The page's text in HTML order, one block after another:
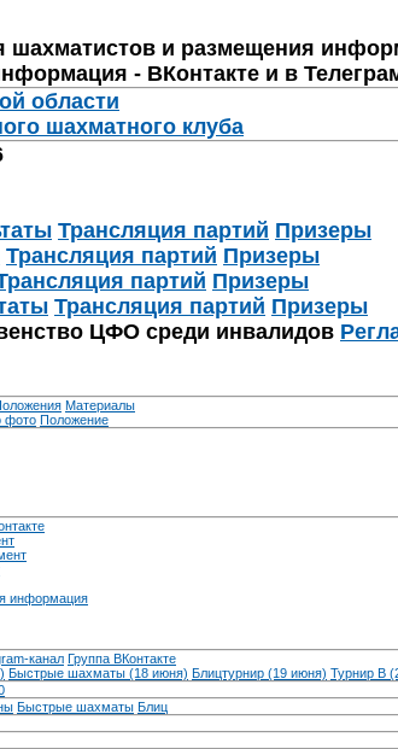
и размещения
- ВКонтакте и в
области
шахматного клуба
Трансляция партий Призеры
Трансляция партий Призеры
партий Призеры
Трансляция партий Призеры
ЦФО среди инвалидов
Материалы
фото Положение
информация
канал Группа ВКонтакте
Быстрые шахматы (18 июня) Блицтурнир (19 июня) Турнир B
Быстрые шахматы Блиц